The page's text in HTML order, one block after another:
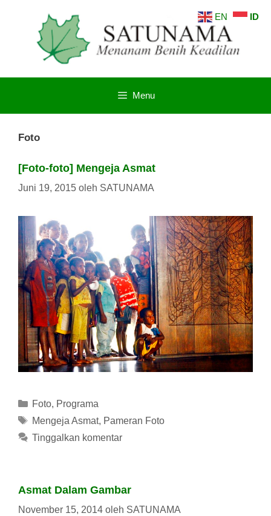
Menu
Foto
[Foto-foto] Mengeja Asmat
Juni 19, 2015 oleh SATUNAMA
Kategori
Foto, Programa
Tag
Mengeja Asmat, Pameran Foto
Tinggalkan komentar
Asmat Dalam Gambar
November 15, 2014 oleh SATUNAMA
EN ID